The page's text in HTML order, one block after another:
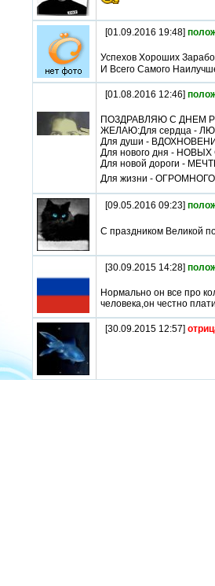
[01.09.2016 19:48]
Успехов Хороших
И Всего Самого
[01.08.2016 12:46]
ПОЗДРАВЛЯЮ С ДНЕМ
ЖЕЛАЮ:Для сердца -
Для души -
Для нового дня -
Для новой дороги -
Для жизни -
[09.05.2016 09:23]
С праздником Великой
[30.09.2015 14:28]
Нормально он все про
человека,он честно
[30.09.2015 12:57]